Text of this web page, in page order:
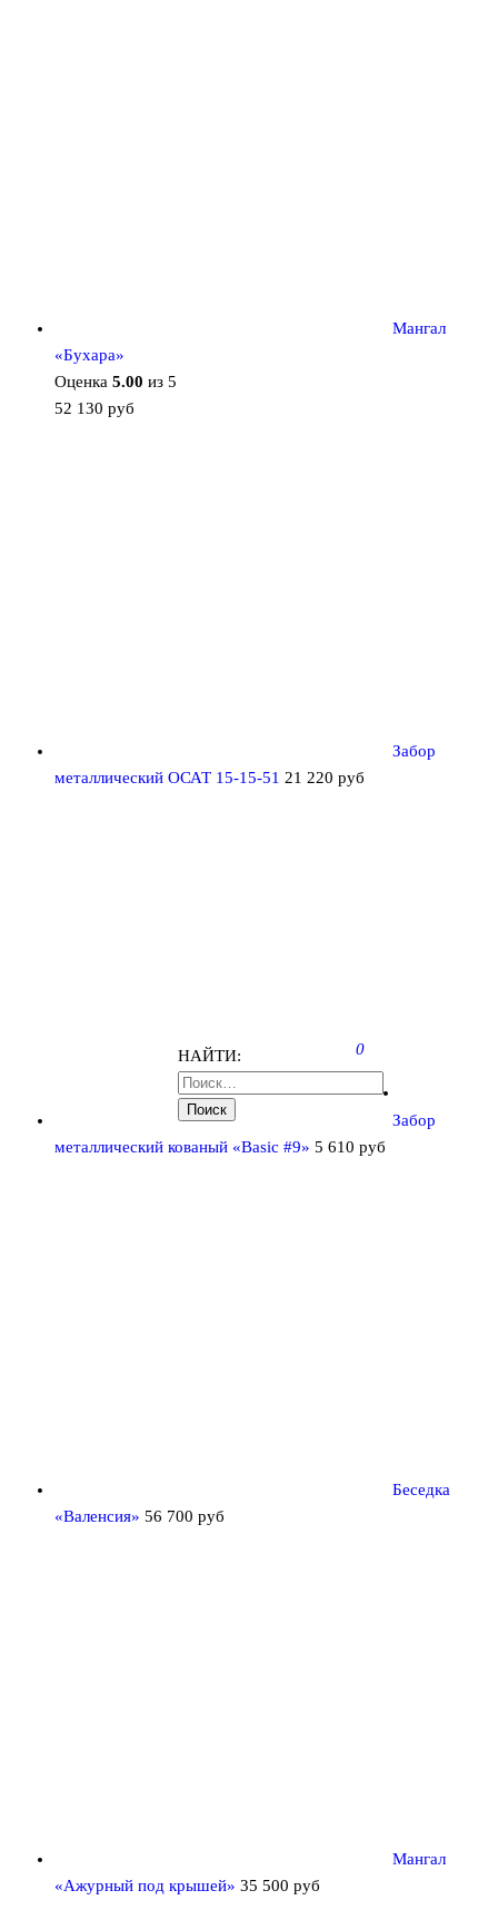
НАЙТИ: 0
Мангал
«Бухара»
Оценка 5.00 из 5
52 130 руб
Забор
металлический ОСАТ 15-15-51 21 220 руб
Забор
металлический кованый «Basic #9» 5 610 руб
Беседка
«Валенсия» 56 700 руб
Мангал
«Ажурный под крышей» 35 500 руб